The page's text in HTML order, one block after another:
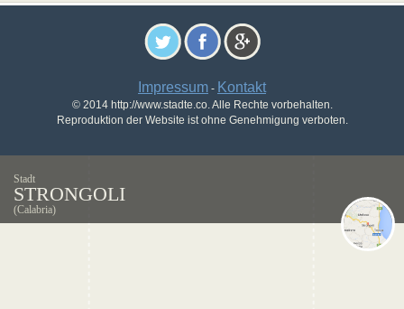
Impressum - Kontakt
© 2014 http://www.stadte.co. Alle Rechte vorbehalten.
Reproduktion der Website ist ohne Genehmigung verboten.
Stadt
STRONGOLI
(Calabria)